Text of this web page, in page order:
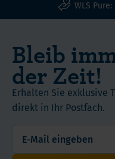
WLS
Bleib
der Zeit!
Erhalten Sie exklusive
direkt in Ihr Postfach.